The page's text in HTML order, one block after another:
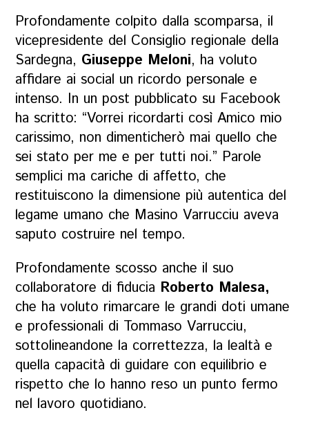
Profondamente colpito dalla scomparsa, il
vicepresidente del Consiglio regionale della
Sardegna, Giuseppe Meloni, ha voluto
affidare ai social un ricordo personale e
intenso. In un post pubblicato su Facebook
ha scritto: “Vorrei ricordarti così Amico mio
carissimo, non dimenticherò mai quello che
sei stato per me e per tutti noi.” Parole
semplici ma cariche di affetto, che
restituiscono la dimensione più autentica del
legame umano che Masino Varrucciu aveva
saputo costruire nel tempo.
Profondamente scosso anche il suo
collaboratore di fiducia Roberto Malesa,
che ha voluto rimarcare le grandi doti umane
e professionali di Tommaso Varrucciu,
sottolineandone la correttezza, la lealtà e
quella capacità di guidare con equilibrio e
rispetto che lo hanno reso un punto fermo
nel lavoro quotidiano.